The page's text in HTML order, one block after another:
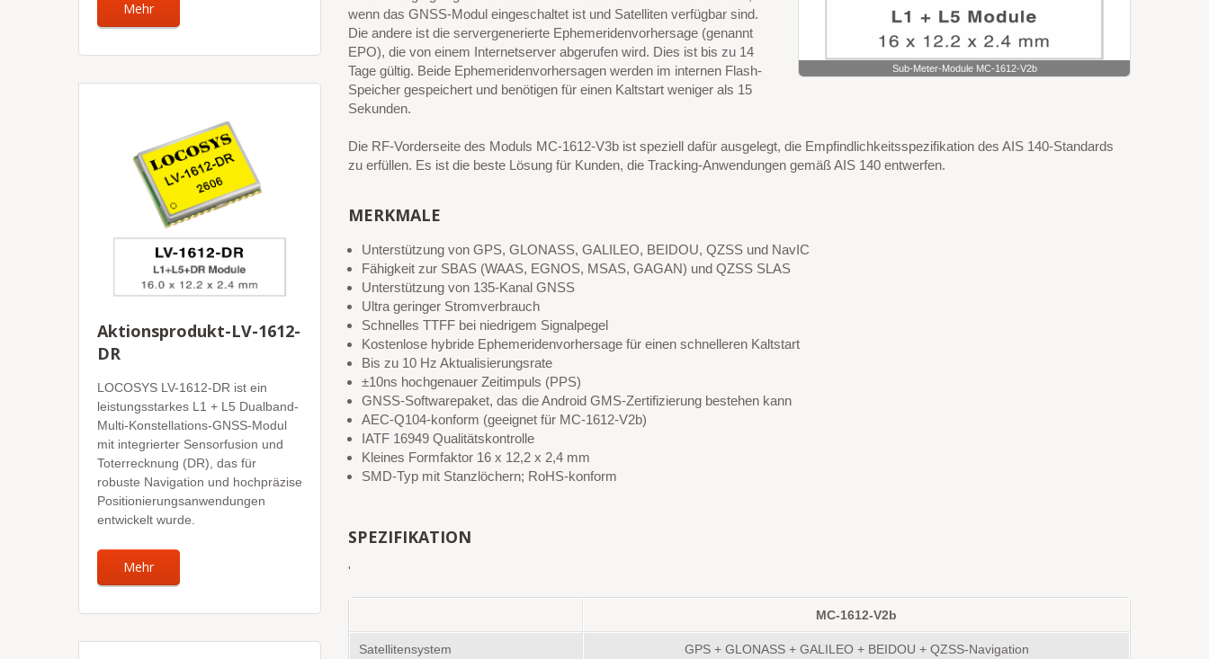
Mehr
Aktionsprodukt-LV-1612-
DR
LOCOSYS LV-1612-DR ist ein
leistungsstarkes L1 + L5 Dualband-
Multi-Konstellations-GNSS-Modul
mit integrierter Sensorfusion und
Toterrecknung (DR), das für
robuste Navigation und hochpräzise
Positionierungsanwendungen
entwickelt wurde.
Mehr
Sub-Meter-Module MC-1612-V2b
wenn das GNSS-Modul eingeschaltet ist und Satelliten verfügbar sind.
Die andere ist die servergenerierte Ephemeridenvorhersage (genannt
EPO), die von einem Internetserver abgerufen wird. Dies ist bis zu 14
Tage gültig. Beide Ephemeridenvorhersagen werden im internen Flash-
Speicher gespeichert und benötigen für einen Kaltstart weniger als 15
Sekunden.
Die RF-Vorderseite des Moduls MC-1612-V3b ist speziell dafür ausgelegt, die Empfindlichkeitsspezifikation des AIS 140-Standards
zu erfüllen. Es ist die beste Lösung für Kunden, die Tracking-Anwendungen gemäß AIS 140 entwerfen.
MERKMALE
Unterstützung von GPS, GLONASS, GALILEO, BEIDOU, QZSS und NavIC
Fähigkeit zur SBAS (WAAS, EGNOS, MSAS, GAGAN) und QZSS SLAS
Unterstützung von 135-Kanal GNSS
Ultra geringer Stromverbrauch
Schnelles TTFF bei niedrigem Signalpegel
Kostenlose hybride Ephemeridenvorhersage für einen schnelleren Kaltstart
Bis zu 10 Hz Aktualisierungsrate
±10ns hochgenauer Zeitimpuls (PPS)
GNSS-Softwarepaket, das die Android GMS-Zertifizierung bestehen kann
AEC-Q104-konform (geeignet für MC-1612-V2b)
IATF 16949 Qualitätskontrolle
Kleines Formfaktor 16 x 12,2 x 2,4 mm
SMD-Typ mit Stanzlöchern; RoHS-konform
SPEZIFIKATION
'
MC-1612-V2b
Satellitensystem GPS + GLONASS + GALILEO + BEIDOU + QZSS-Navigation